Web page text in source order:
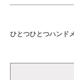
ひとつひとつハンド